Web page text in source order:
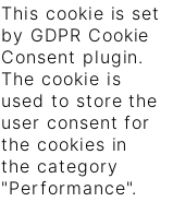
This cookie is set
by GDPR Cookie
Consent plugin.
The cookie is
used to store the
user consent for
the cookies in
the category
"Performance".